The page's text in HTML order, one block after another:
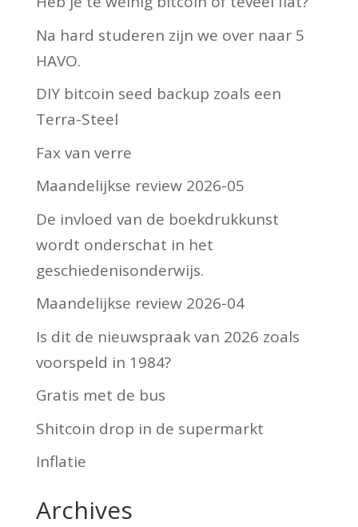
Na hard studeren zijn we over naar 5
HAVO.
DIY bitcoin seed backup zoals een
Terra-Steel
Fax van verre
Maandelijkse review 2026-05
De invloed van de boekdrukkunst
wordt onderschat in het
geschiedenisonderwijs.
Maandelijkse review 2026-04
Is dit de nieuwspraak van 2026 zoals
voorspeld in 1984?
Gratis met de bus
Shitcoin drop in de supermarkt
Inflatie
Archives